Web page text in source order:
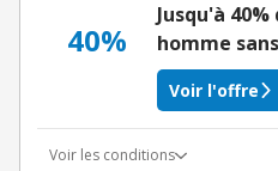
40%
Jusqu'à
homme
Voir l'offre
Voir les conditions